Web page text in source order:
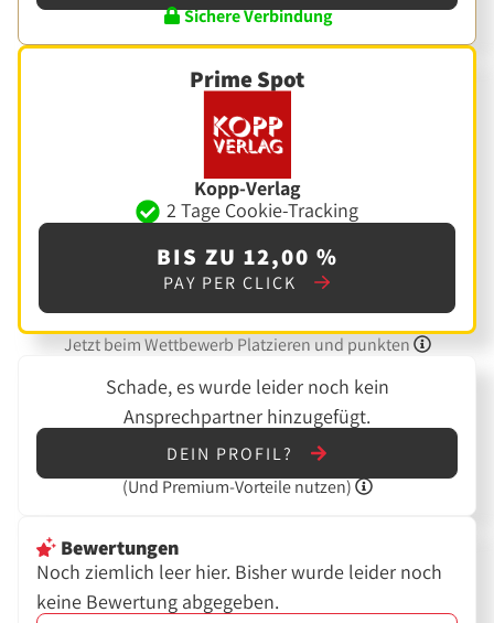
Sichere Verbindung
Prime Spot
Kopp-Verlag
2 Tage Cookie-Tracking
BIS ZU 12,00 %
PAY PER CLICK
Jetzt beim Wettbewerb Platzieren und punkten
Schade, es wurde leider noch kein
Ansprechpartner hinzugefügt.
DEIN PROFIL?
(Und Premium-Vorteile nutzen)
Bewertungen
Noch ziemlich leer hier. Bisher wurde leider noch
keine Bewertung abgegeben.